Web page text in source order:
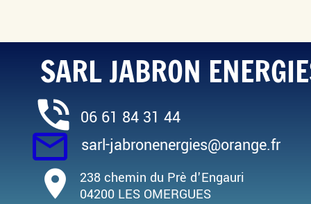
SARL JABRON
mail_outline
phone_in_talk
238 chemin du Prè d'Engauri
04200 LES OMERGUES
place
06 61 84 31 44
sarl-jabronenergies@orange.fr